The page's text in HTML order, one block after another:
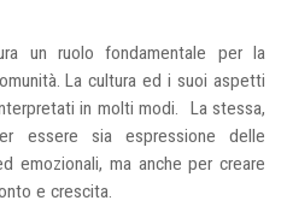
un ruolo fondamentale per la
La cultura ed i suoi aspetti
in molti modi. La stessa,
essere sia espressione delle
emozionali, ma anche per creare
e crescita.